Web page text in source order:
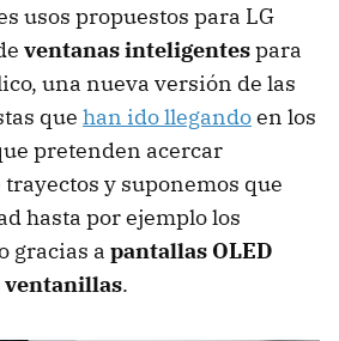
usos propuestos para LG
ventanas inteligentespara
una nueva versión de las
que han ido llegandoen los
pretenden acercar
y suponemos que
hasta por ejemplo los
gracias a pantallas OLED
ventanillas.